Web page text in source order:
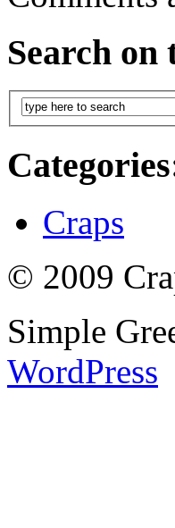
Search on
Craps
© 2009
Simple
WordPress